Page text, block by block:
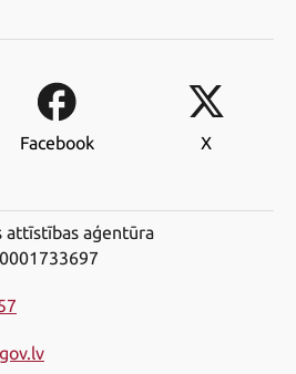
Facebook X
attīstības aģentūra